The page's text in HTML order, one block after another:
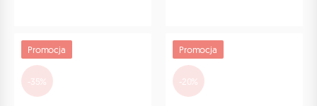
Promocja
-35%
Promocja
-20%